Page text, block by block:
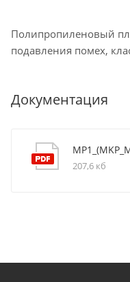
Полипропиленовый
подавления помех,
Документация
207,6 кб